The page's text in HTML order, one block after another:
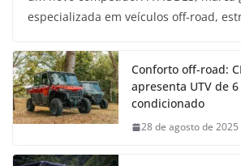
especializada em veículos off-road,
Conforto off-road:
apresenta UTV de
condicionado
28 de agosto de 2025